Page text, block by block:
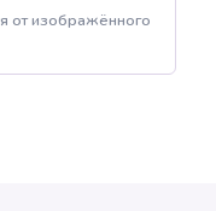
от изображённого